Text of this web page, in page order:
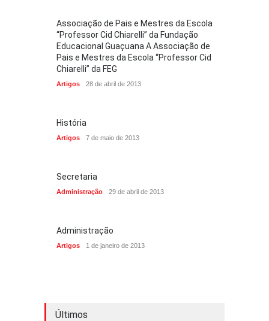
Associação de Pais e Mestres da Escola
“Professor Cid Chiarelli” da Fundação
Educacional Guaçuana A Associação de
Pais e Mestres da Escola “Professor Cid
Chiarelli” da FEG
Artigos 28 de abril de 2013
História
Artigos 7 de maio de 2013
Secretaria
Administração 29 de abril de 2013
Administração
Artigos 1 de janeiro de 2013
Últimos